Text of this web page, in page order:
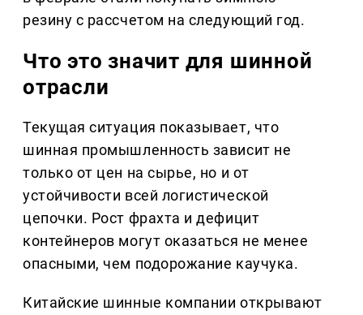
резину с рассчетом на следующий год.
Что это значит для шинной
отрасли
Текущая ситуация показывает, что
шинная промышленность зависит не
только от цен на сырье, но и от
устойчивости всей логистической
цепочки. Рост фрахта и дефицит
контейнеров могут оказаться не менее
опасными, чем подорожание каучука.
Китайские шинные компании открывают